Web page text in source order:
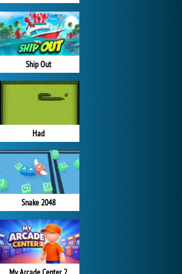
Ship Out
Had
Snake 2048